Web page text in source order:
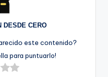
DESDE CERO
este contenido?
para puntuarlo!